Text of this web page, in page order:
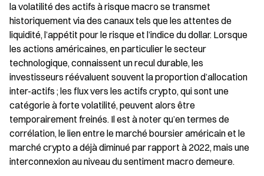
la volatilité des actifs à risque macro se transmet
historiquement via des canaux tels que les attentes de
liquidité, l’appétit pour le risque et l’indice du dollar. Lorsque
les actions américaines, en particulier le secteur
technologique, connaissent un recul durable, les
investisseurs réévaluent souvent la proportion d’allocation
inter-actifs ; les flux vers les actifs crypto, qui sont une
catégorie à forte volatilité, peuvent alors être
temporairement freinés. Il est à noter qu’en termes de
corrélation, le lien entre le marché boursier américain et le
marché crypto a déjà diminué par rapport à 2022, mais une
interconnexion au niveau du sentiment macro demeure.